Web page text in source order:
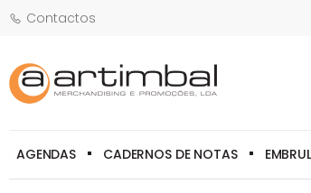
Contactos
AGENDAS CADERNOS DE NOTAS